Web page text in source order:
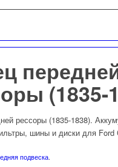
(1835-
рессоры (1835-1838).
шины и диски для Ford
подвеска.